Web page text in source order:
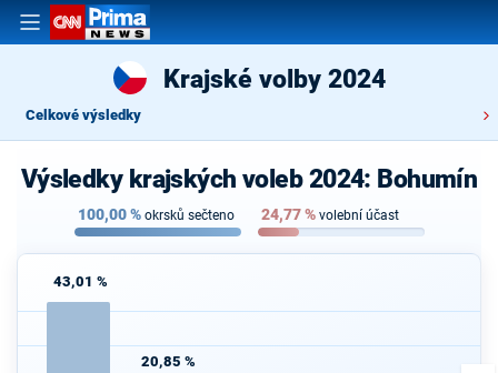
Krajské volby 2024
Celkové výsledky
Výsledky krajských voleb 2024: Bohumín
100,00% okrsků sečteno 24,77% volební účast
43,01 %
20,85 %